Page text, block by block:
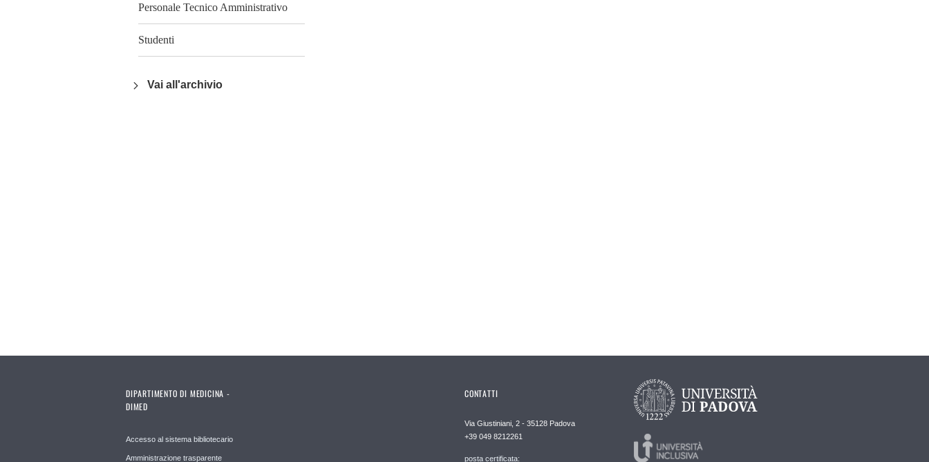
Personale Tecnico Amministrativo
Studenti
Vai all'archivio
DIPARTIMENTO DI MEDICINA -
DIMED
Accesso al sistema bibliotecario
Amministrazione trasparente
CONTATTI
Via Giustiniani, 2 - 35128 Padova
+39 049 8212261
posta certificata: